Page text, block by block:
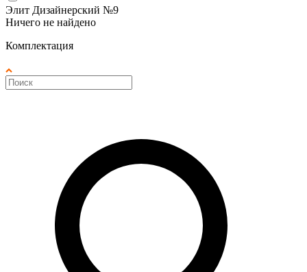
Элит Дизайнерский №9
Ничего не найдено
Комплектация